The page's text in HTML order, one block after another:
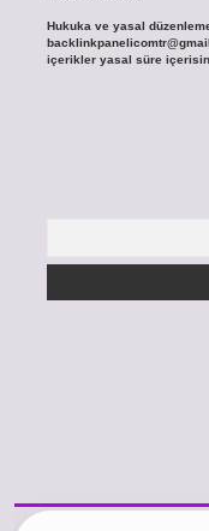
Hukuka ve yasal
içerikler yasal süre